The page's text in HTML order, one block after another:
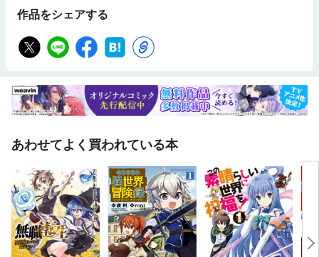
作品をシェアする
あわせてよく買われている本